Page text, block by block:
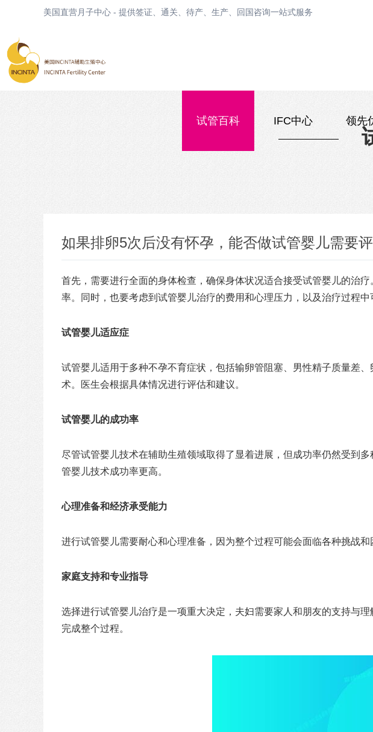
美国直营月子中心 - 提供签证、通关、待产、生产、回国咨询一站式服务
试管百科 IFC中心 领先
如果排卵5次后没有怀孕，能否做试管婴儿需要评
首先，需要进行全面的身体检查，确保身体状况适合接受试管婴儿的治
率。同时，也要考虑到试管婴儿治疗的费用和心理压力，以及治疗过程中
试管婴儿适应症
试管婴儿适用于多种不孕不育症状，包括输卵管阻塞、男性精子质量差
术。医生会根据具体情况进行评估和建议。
试管婴儿的成功率
尽管试管婴儿技术在辅助生殖领域取得了显着进展，但成功率仍然受到
管婴儿技术成功率更高。
心理准备和经济承受能力
进行试管婴儿需要耐心和心理准备，因为整个过程可能会面临各种挑战
家庭支持和专业指导
选择进行试管婴儿治疗是一项重大决定，夫妇需要家人和朋友的支持与
完成整个过程。